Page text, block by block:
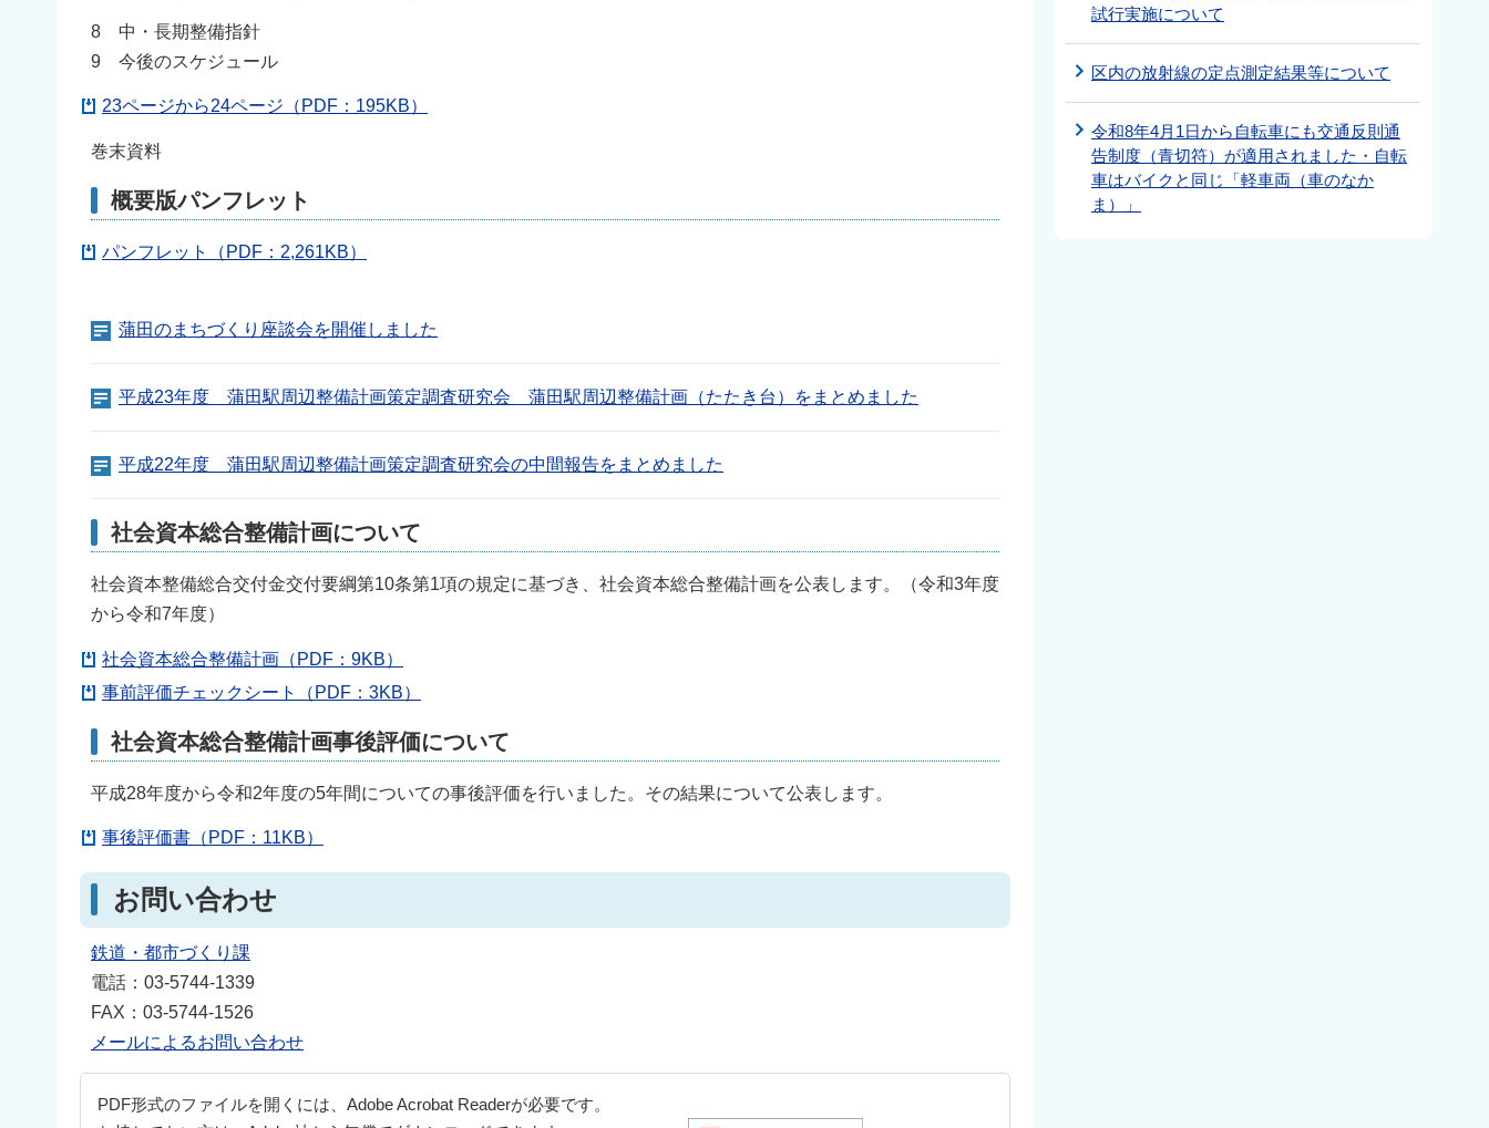
8 中・長期整備指針
9 今後のスケジュール
23ページから24ページ（PDF：195KB）
巻末資料
概要版パンフレット
パンフレット（PDF：2,261KB）
蒲田のまちづくり座談会を開催しました
平成23年度 蒲田駅周辺整備計画策定調査研究会 蒲田駅周辺整備計画（たたき台）をまとめました
平成22年度 蒲田駅周辺整備計画策定調査研究会の中間報告をまとめました
社会資本総合整備計画について
社会資本整備総合交付金交付要綱第10条第1項の規定に基づき、社会資本総合整備計画を公表します。（令和3年度
から令和7年度）
社会資本総合整備計画（PDF：9KB）
事前評価チェックシート（PDF：3KB）
社会資本総合整備計画事後評価について
平成28年度から令和2年度の5年間についての事後評価を行いました。その結果について公表します。
事後評価書（PDF：11KB）
お問い合わせ
鉄道・都市づくり課
電話：03-5744-1339
FAX：03-5744-1526
メールによるお問い合わせ
PDF形式のファイルを開くには、Adobe Acrobat Readerが必要です。
試行実施について
区内の放射線の定点測定結果等について
令和8年4月1日から自転車にも交通反則通
告制度（青切符）が適用されました・自転
車はバイクと同じ「軽車両（車のなか
ま）」